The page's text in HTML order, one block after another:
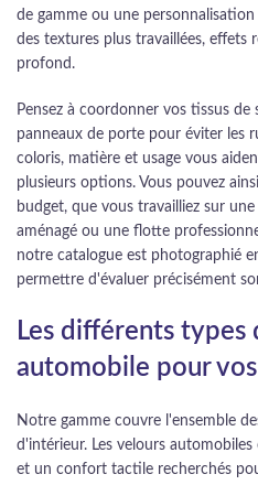
de gamme ou une
des textures plus travaillées, effets
profond.
Pensez à coordonner vos tissus de
panneaux de porte pour éviter les
coloris, matière et usage vous
plusieurs options. Vous pouvez
budget, que vous travailliez sur
aménagé ou une flotte
notre catalogue est photographié
permettre d'évaluer précisément
Les différents types
automobile pour
Notre gamme couvre l'ensemble
d'intérieur. Les velours
et un confort tactile recherchés